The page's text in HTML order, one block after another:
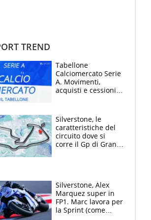
TREND
Tabellone
Calciomercato Serie
A. Movimenti,
acquisti e cessioni:
Silverstone, le
caratteristiche del
circuito dove si
corre il Gp di Gran
Silverstone, Alex
Marquez super in
FP1. Marc lavora per
la Sprint (come